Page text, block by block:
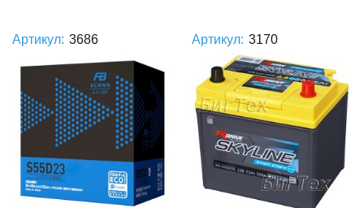
Артикул: 3686 Артикул: 3170